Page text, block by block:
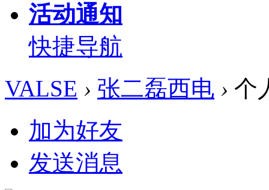
活动通知
快捷导航
VALSE › 张二磊西电 › 个
加为好友
发送消息